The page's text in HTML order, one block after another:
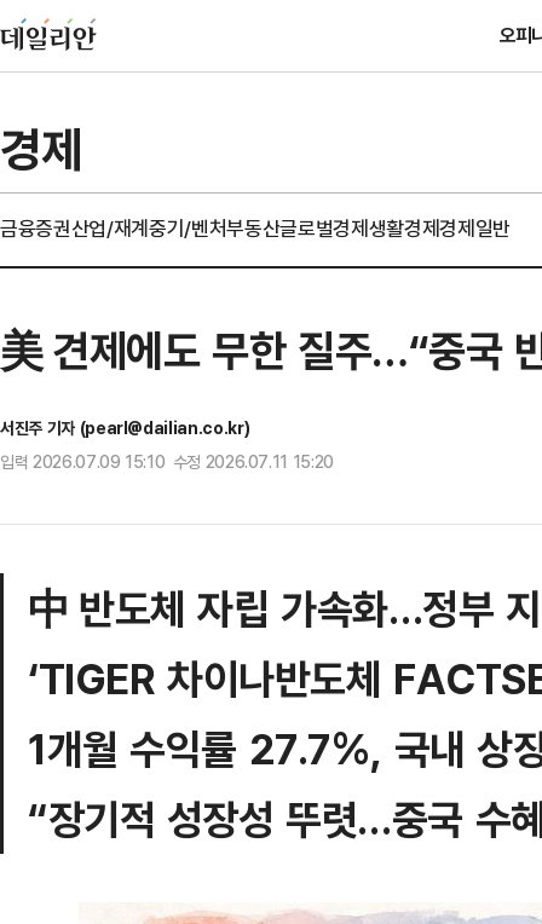
오피
경제
금융증권산업/재계중기/벤처부동산글로벌경제생활경제경제일반
美 견제에도 무한 질주…“중국
서진주 기자 (pearl@dailian.co.kr)
입력 2026.07.09 15:10 수정 2026.07.11 15:20
中 반도체 자립 가속화…정부
‘TIGER 차이나반도체
1개월 수익률 27.7%, 국내 상
“장기적 성장성 뚜렷…중국 수